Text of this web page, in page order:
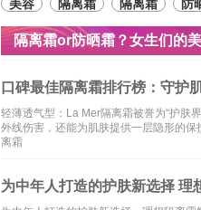
美容 隔离霜 隔离霜 防
隔离霜or防晒霜？女生们的
口碑最佳隔离霜排行榜：守护
轻薄透气型：La Mer隔离霜被誉为“护肤
外线伤害，还能为肌肤提供一层隐形的
离霜
为中年人打造的护肤新选择 理